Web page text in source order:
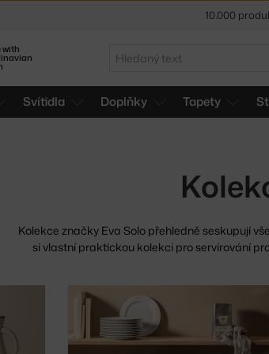
with Hledat
Svítidla Doplňky Tapety
Kolekce značky Eva Solo přehledně seskupují
si vlastní praktickou kolekci pro servírování
10.000